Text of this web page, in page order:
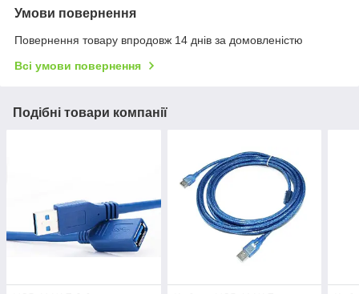
Умови повернення
Повернення товару впродовж 14 днів за домовленістю
Всі умови повернення
Подібні товари компанії